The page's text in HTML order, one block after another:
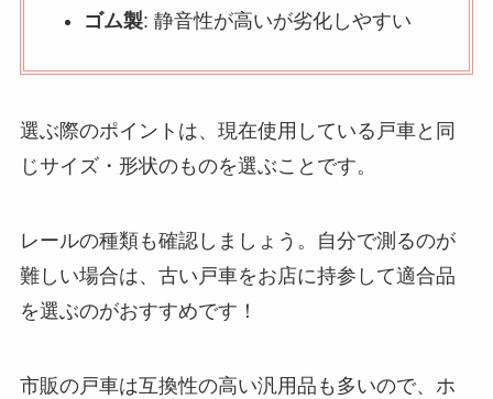
ゴム製: 静音性が高いが劣化しやすい
選ぶ際のポイントは、現在使用している戸車と同
じサイズ・形状のものを選ぶことです。
レールの種類も確認しましょう。自分で測るのが
難しい場合は、古い戸車をお店に持参して適合品
を選ぶのがおすすめです！
市販の戸車は互換性の高い汎用品も多いので、ホ